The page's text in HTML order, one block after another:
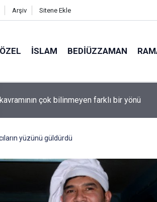
Arşiv Sitene Ekle
ÖZEL İSLAM BEDIÜZZAMAN
olmanın ölçüsü nedir?
yüzünü güldürdü